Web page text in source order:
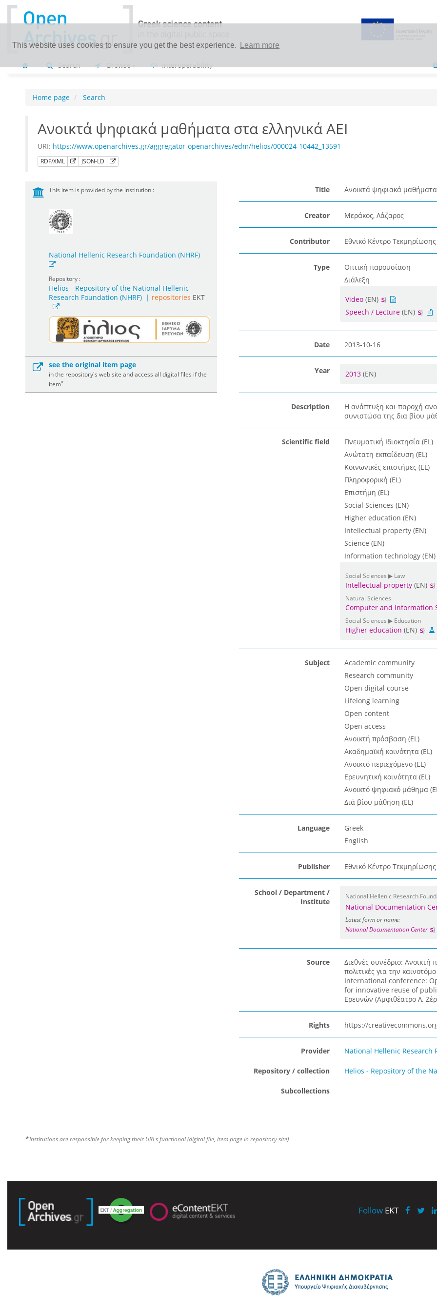
This website uses cookies to ensure you get the best experience. Learn more
Search Browse Interoperability
Home page Search
Ανοικτά ψηφιακά μαθήματα στα ελληνικά ΑΕΙ
URI: https://www.openarchives.gr/aggregator-openarchives/edm/helios/000024-10442_13591
RDF/XML JSON-LD
This item is provided by the institution :
National Hellenic Research Foundation (NHRF)
Repository :
Helios - Repository of the National Hellenic
Research Foundation (NHRF) | repositories EKT
see the original item page
in the repository's web site and access all digital files if the
item*
Title Ανοικτά ψηφιακά μαθήματα
Creator Μεράκος, Λάζαρος
Contributor Εθνικό Κέντρο
Type
Οπτική παρουσίαση
Διάλεξη
Video(EN)
Speech / Lecture(EN)
Date 2013-10-16
Year 2013 (EN)
Description
Η ανάπτυξη και παροχή
συνιστώσα της δια βίου
Scientific field
Πνευματική Ιδιοκτησία (EL)
Ανώτατη εκπαίδευση (EL)
Κοινωνικές επιστήμες (EL)
Πληροφορική (EL)
Επιστήμη (EL)
Social Sciences (EN)
Higher education (EN)
Intellectual property (EN)
Science (EN)
Information technology (EN)
Social Sciences ▶ Law
Intellectual property(EN)
Natural Sciences
Computer and Information
Social Sciences ▶ Education
Higher education (EN)
Subject
Academic community
Research community
Open digital course
Lifelong learning
Open content
Open access
Ανοικτή πρόσβαση (EL)
Ακαδημαϊκή κοινότητα (EL)
Ανοικτό περιεχόμενο (EL)
Ερευνητική κοινότητα (EL)
Ανοικτό ψηφιακό μάθημα
Διά βίου μάθηση (EL)
Language
Greek
English
Publisher Εθνικό Κέντρο
School / Department /
Institute
National Hellenic Research
National Documentation
Latest form or name:
National Documentation Center
Source
Διεθνές συνέδριο:
πολιτικές για την
International conference:
for innovative reuse of
Ερευνών (Αμφιθέατρο Λ.
Rights https://
Provider National Hellenic Research
Repository / collection Helios - Repository of the
Subcollections
*Institutions are responsible for keeping their URLs functional (digital file, item page in repository site)
Follow EKT